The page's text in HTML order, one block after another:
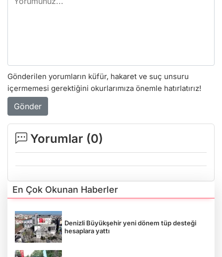
Gönderilen yorumların küfür, hakaret ve suç unsuru
içermemesi gerektiğini okurlarımıza önemle hatırlatırız!
Gönder
Yorumlar (0)
En Çok Okunan Haberler
Denizli Büyükşehir yeni dönem tüp desteği
hesaplara yattı